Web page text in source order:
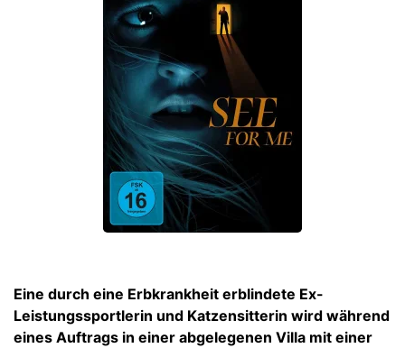
Eine durch eine Erbkrankheit erblindete Ex-
Leistungssportlerin und Katzensitterin wird während
eines Auftrags in einer abgelegenen Villa mit einer